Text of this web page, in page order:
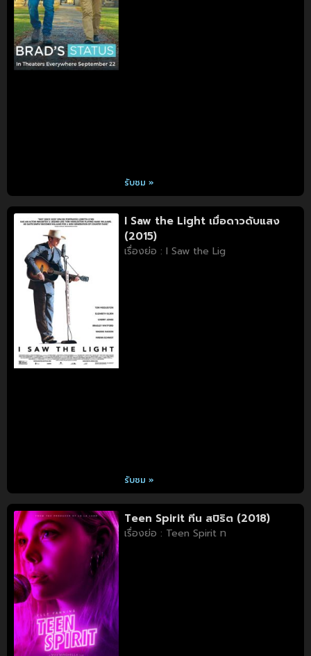
รับชม »
I Saw the Light เมื่อดาวดับแสง
(2015)
เรื่องย่อ : I Saw the Lig
รับชม »
Teen Spirit ทีน สปิริต (2018)
เรื่องย่อ : Teen Spirit ท